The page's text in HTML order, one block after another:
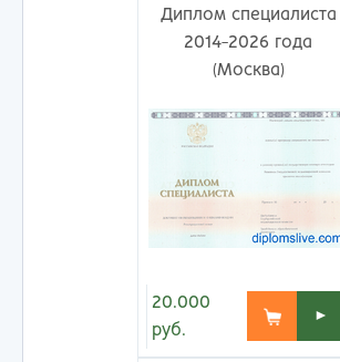
Диплом специалиста
2014-2026 года
(Москва)
20.000
руб.
►